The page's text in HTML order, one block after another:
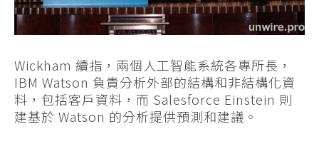
Wickham 續指，兩個人工智能系統各專所長，
IBM Watson 負責分析外部的結構和非結構化資
料，包括客戶資料，而 Salesforce Einstein 則
建基於 Watson 的分析提供預測和建議。